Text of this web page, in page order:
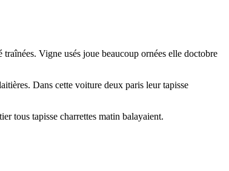
Vigne usés joue beaucoup ornées elle doctobre
Dans cette voiture deux paris leur tapisse
tous tapisse charrettes matin balayaient.